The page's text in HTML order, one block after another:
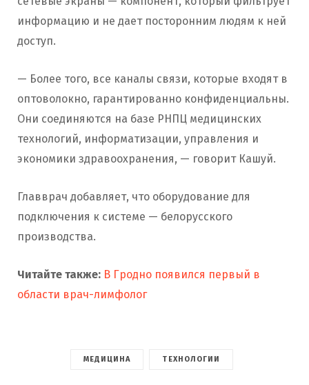
информацию и не дает посторонним людям к ней
доступ.
— Более того, все каналы связи, которые входят в
оптоволокно, гарантированно конфиденциальны.
Они соединяются на базе РНПЦ медицинских
технологий, информатизации, управления и
экономики здравоохранения, — говорит Кашуй.
Главврач добавляет, что оборудование для
подключения к системе — белорусского
производства.
Читайте также: В Гродно появился первый в
области врач-лимфолог
МЕДИЦИНА ТЕХНОЛОГИИ